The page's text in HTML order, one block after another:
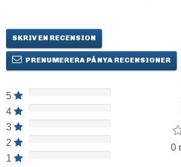
SKRIV EN RECENSION
PRENUMERERA PÅ NYA RECENSIONER
5
4
3
2
1
0